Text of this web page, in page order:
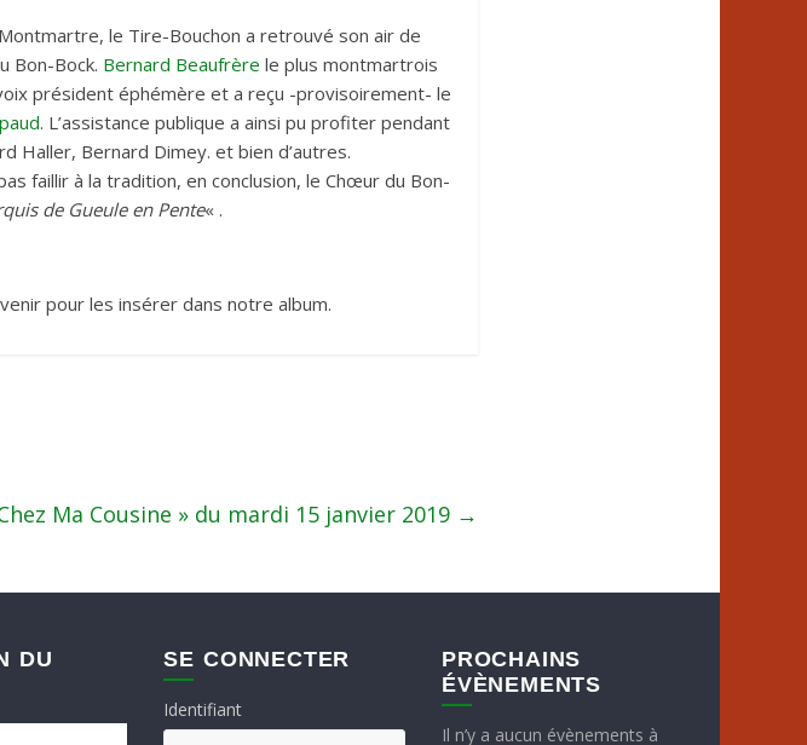
le Tire-Bouchon a retrouvé son air de
Bon-Bock. Bernard Beaufrère le plus montmartrois
président éphémère et a reçu -provisoirement- le
. L’assistance publique a ainsi pu profiter pendant
Haller, Bernard Dimey. et bien d’autres.
faillir à la tradition, en conclusion, le Chœur du Bon-
de Gueule en Pente« .
pour les insérer dans notre album.
Ma Cousine » du mardi 15 janvier 2019 →
DU
SE CONNECTER
Identifiant
PROCHAINS
ÉVÈNEMENTS
Il n’y a aucun évènements à